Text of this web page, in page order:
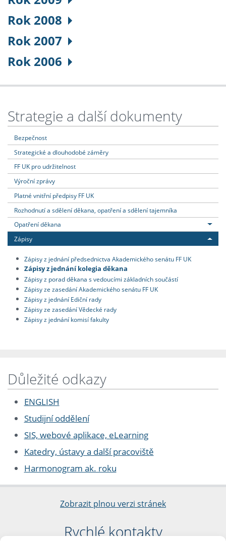
Rok 2008
Rok 2007
Rok 2006
Strategie a další dokumenty
Bezpečnost
Strategické a dlouhodobé záměry
FF UK pro udržitelnost
Výroční zprávy
Platné vnitřní předpisy FF UK
Rozhodnutí a sdělení děkana, opatření a sdělení tajemníka
Opatření děkana
Zápisy
Zápisy z jednání předsednictva Akademického senátu FF UK
Zápisy z jednání kolegia děkana
Zápisy z porad děkana s vedoucími základních součástí
Zápisy ze zasedání Akademického senátu FF UK
Zápisy z jednání Ediční rady
Zápisy ze zasedání Vědecké rady
Zápisy z jednání komisí fakulty
Důležité odkazy
ENGLISH
Studijní oddělení
SIS, webové aplikace, eLearning
Katedry, ústavy a další pracoviště
Harmonogram ak. roku
Zobrazit plnou verzi stránek
Rychlé kontakty